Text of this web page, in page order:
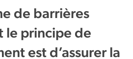
de barrières
le principe de
est d’assurer la